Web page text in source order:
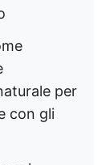
per
con gli